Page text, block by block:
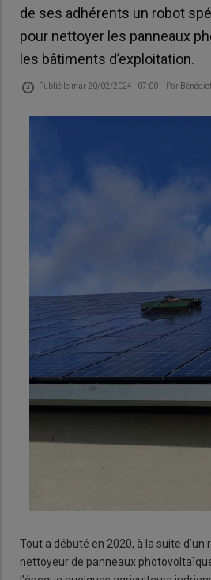
de ses adhérents un robot
pour nettoyer les panneaux
les bâtiments d’exploitation.
Publié le mar 20/02/2024 - 07:00 - Par
Tout a débuté en 2020, à la suite
nettoyeur de panneaux